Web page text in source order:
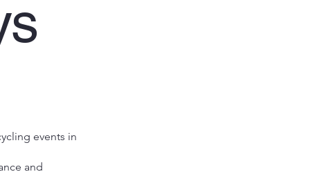
events in
and